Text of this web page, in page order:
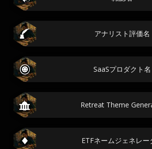
アナリスト評価名
SaaSプロダクト名
Retreat Theme
ETFネームジェネレー